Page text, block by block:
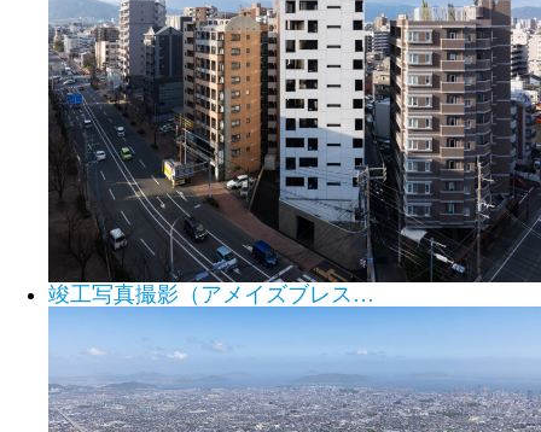
竣工写真撮影（アメイズブレス…